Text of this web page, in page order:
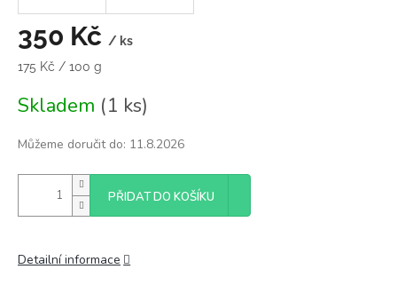
350 Kč / ks
Měrná
175 Kč / 100 g
Skladem (1 ks)
Můžeme doručit do: 11.8.2026
PŘIDAT DO KOŠÍKU
Detailní informace